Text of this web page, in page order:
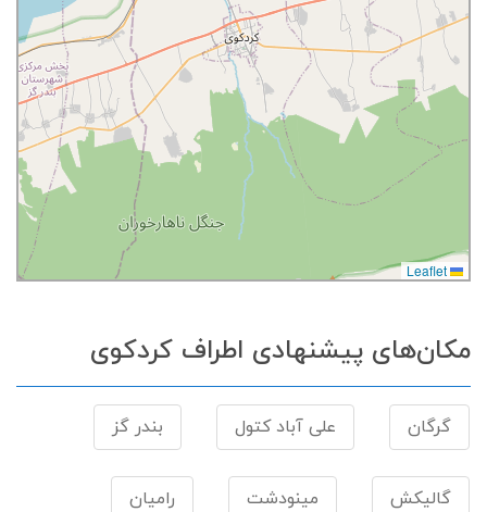
مکان‌های پیشنهادی اطراف کردکوی
گرگان علی آباد کتول بندر گز
گالیکش مینودشت رامیان